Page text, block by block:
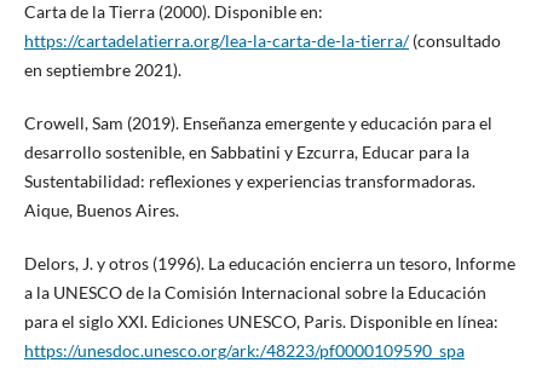
Carta de la Tierra (2000). Disponible en:
https://cartadelatierra.org/lea-la-carta-de-la-tierra/(consultado
en septiembre 2021).
Crowell, Sam (2019). Enseñanza emergente y educación para el
desarrollo sostenible, en Sabbatini y Ezcurra, Educar para la
Sustentabilidad: reflexiones y experiencias transformadoras.
Aique, Buenos Aires.
Delors, J. y otros (1996). La educación encierra un tesoro, Informe
a la UNESCO de la Comisión Internacional sobre la Educación
para el siglo XXI. Ediciones UNESCO, Paris. Disponible en línea:
https://unesdoc.unesco.org/ark:/48223/pf0000109590_spa